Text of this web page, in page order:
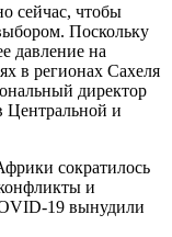
сейчас, чтобы
Поскольку
давление на
в регионах Сахеля
директор
Центральной и
сократилось
и
19 вынудили